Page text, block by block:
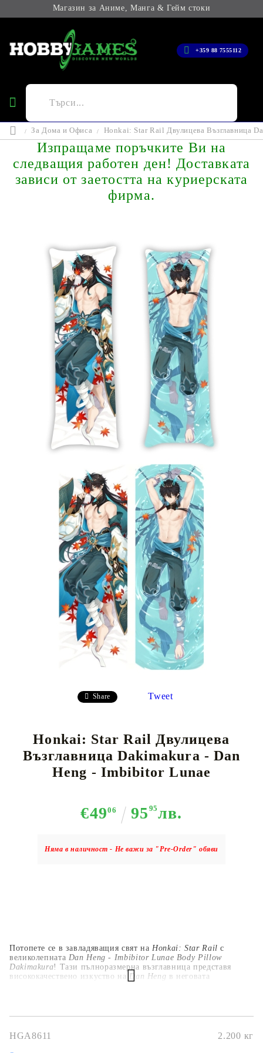
Магазин за Аниме, Манга & Гейм стоки
+359 88 7555112
За Дома и Офиса Honkai: Star Rail Двулицева Възглавница
Изпращаме поръчките Ви на
следващия работен ден! Доставката
зависи от заетостта на куриерската
фирма.
Share Tweet
Honkai: Star Rail Двулицева
Възглавница Dakimakura - Dan
Heng - Imbibitor Lunae
€4906 95 95лв.
Няма в наличност - Не важи за "Pre-Order" обяви
Потопете се в завладяващия свят наHonkai: Star Rail с
великолепната Dan Heng - Imbibitor Lunae Body Pillow
Dakimakura! Тази пълноразмерна възглавница представя
висококачествено изкуство на Dan Heng в неговата
перфектна комбинация от комфорт и стил, идеална както за
Honkai: Star Rail
или колекционер на аниме стоки, тази
HGA8611 2.200 кг